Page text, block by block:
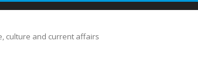
culture and current affairs